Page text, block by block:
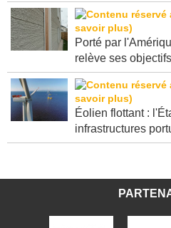
Porté par
relève ses
Éolien flottant :
infrastructures